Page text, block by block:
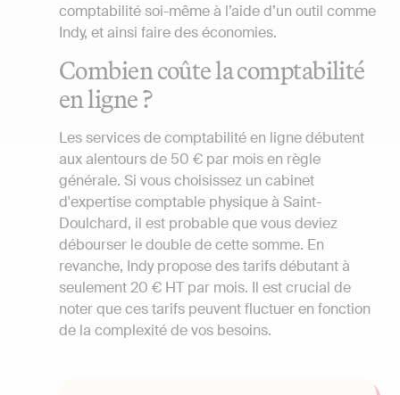
comptabilité soi-même à l’aide d’un outil comme
Indy, et ainsi faire des économies.
Combien coûte la comptabilité
en ligne ?
Les services de comptabilité en ligne débutent
aux alentours de 50 € par mois en règle
générale. Si vous choisissez un cabinet
d'expertise comptable physique à Saint-
Doulchard, il est probable que vous deviez
débourser le double de cette somme. En
revanche, Indy propose des tarifs débutant à
seulement 20 € HT par mois. Il est crucial de
noter que ces tarifs peuvent fluctuer en fonction
de la complexité de vos besoins.